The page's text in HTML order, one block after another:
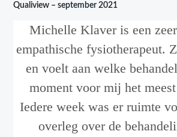
Qualiview – september 2021
Michelle Klaver is een
empathische fysiotherapeut.
en voelt aan welke
moment voor mij het
Iedere week was er ruimte
overleg over de